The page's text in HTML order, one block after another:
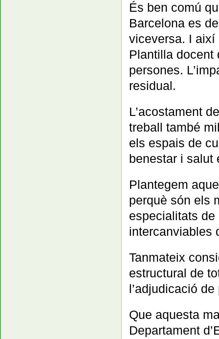
És ben comú
Barcelona es
viceversa. I així
Plantilla docent
persones.
residual.
L’acostament
treball també
els espais de
benestar i salut
Plantegem
perquè són els
especialitats de
intercanviables
Tanmateix
estructural de
l’adjudicació
Que aquesta
Departament